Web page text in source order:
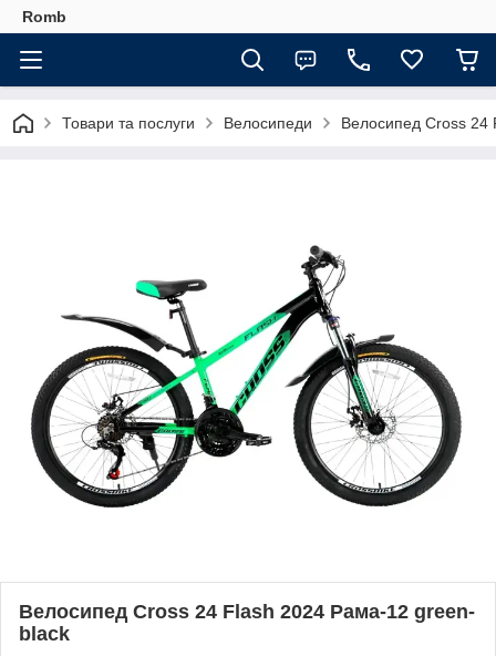
Romb
Товари та послуги Велосипеди Велосипед Cross
Велосипед Cross 24 Flash 2024 Рама-12 green-
black